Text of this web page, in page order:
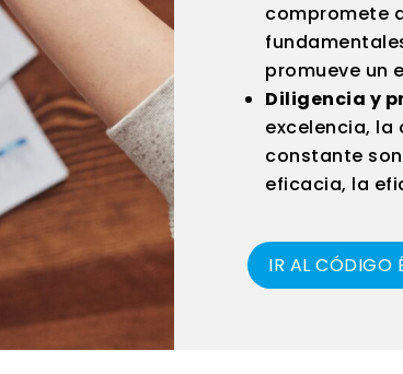
compromete
promueve un
Diligencia y
excelencia,
constante
eficacia, la
IR AL CÓDIGO